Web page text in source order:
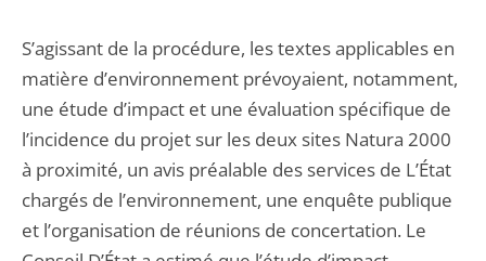
S’agissant de la procédure, les textes applicables en
matière d’environnement prévoyaient, notamment,
une étude d’impact et une évaluation spécifique de
l’incidence du projet sur les deux sites Natura 2000
à proximité, un avis préalable des services de L’État
chargés de l’environnement, une enquête publique
et l’organisation de réunions de concertation. Le